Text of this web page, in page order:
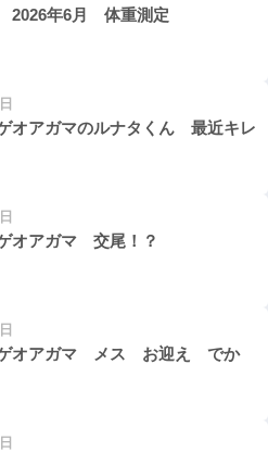
2026年6月 体重測定
オアガマのルナタくん 最近キレ
オアガマ 交尾！？
ゲオアガマ メス お迎え でか